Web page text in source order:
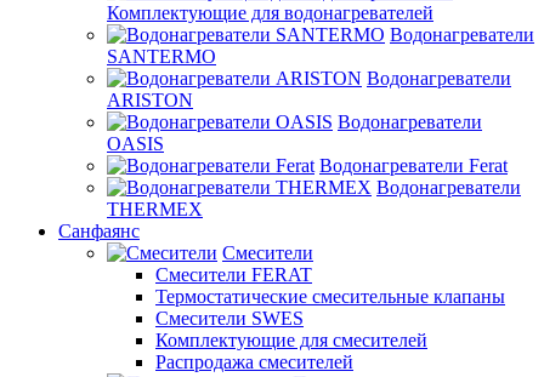
Комплектующие для водонагревателей
Водонагреватели
SANTERMO
Водонагреватели
ARISTON
Водонагреватели
OASIS
Водонагреватели Ferat
Водонагреватели
THERMEX
Санфаянс
Смесители
Смесители FERAT
Термостатические смесительные клапаны
Смесители SWES
Комплектующие для смесителей
Распродажа смесителей